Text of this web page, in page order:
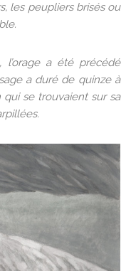
les peupliers brisés ou
l’orage a été précédé
a duré de quinze à
se trouvaient sur sa